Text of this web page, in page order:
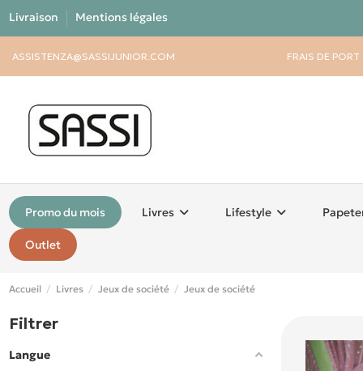
Livraison Mentions légales
ASSISTENZA@SASSIJUNIOR.COM FRAIS DE
Promo du mois Livres Lifestyle
Outlet
Accueil Livres Jeux de société Jeux de société
Filtrer
Langue